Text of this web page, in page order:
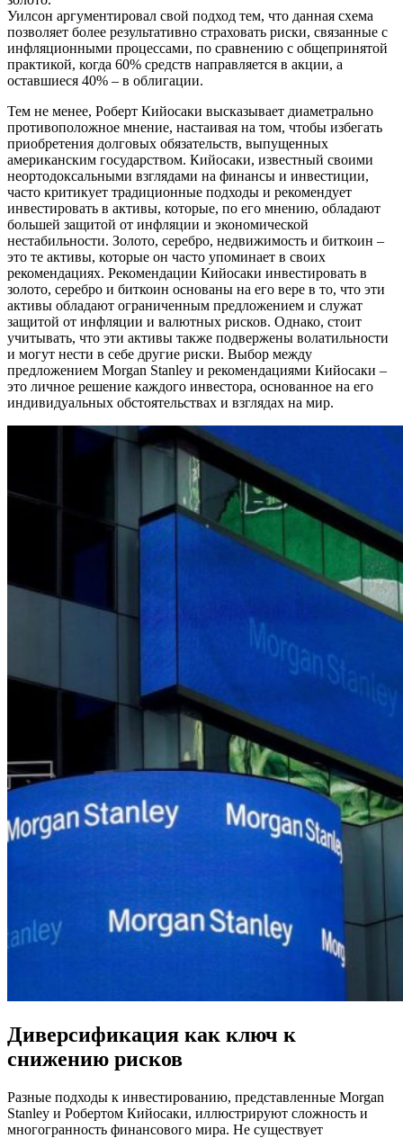
Уилсон аргументировал свой подход тем, что данная схема
позволяет более результативно страховать риски, связанные с
инфляционными процессами, по сравнению с общепринятой
практикой, когда 60% средств направляется в акции, а
оставшиеся 40% – в облигации.
Тем не менее, Роберт Кийосаки высказывает диаметрально
противоположное мнение, настаивая на том, чтобы избегать
приобретения долговых обязательств, выпущенных
американским государством. Кийосаки, известный своими
неортодоксальными взглядами на финансы и инвестиции,
часто критикует традиционные подходы и рекомендует
инвестировать в активы, которые, по его мнению, обладают
большей защитой от инфляции и экономической
нестабильности. Золото, серебро, недвижимость и биткоин –
это те активы, которые он часто упоминает в своих
рекомендациях. Рекомендации Кийосаки инвестировать в
золото, серебро и биткоин основаны на его вере в то, что эти
активы обладают ограниченным предложением и служат
защитой от инфляции и валютных рисков. Однако, стоит
учитывать, что эти активы также подвержены волатильности
и могут нести в себе другие риски. Выбор между
предложением Morgan Stanley и рекомендациями Кийосаки –
это личное решение каждого инвестора, основанное на его
индивидуальных обстоятельствах и взглядах на мир.
Диверсификация как ключ к
снижению рисков
Разные подходы к инвестированию, представленные Morgan
Stanley и Робертом Кийосаки, иллюстрируют сложность и
многогранность финансового мира. Не существует